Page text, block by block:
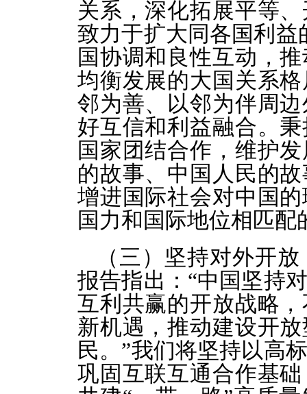
关系，深化拓展平等
致力于扩大同各国利益
国协调和良性互动，
均衡发展的大国关系
邻为善、以邻为伴周
好互信和利益融合。
国家团结合作，维护
的故事、中国人民的
增进国际社会对中国
国力和国际地位相匹配
（三）坚持对外开
报告指出：“中国坚持
互利共赢的开放战略
新机遇，推动建设开
民。”我们将坚持以高
巩固互联互通合作基